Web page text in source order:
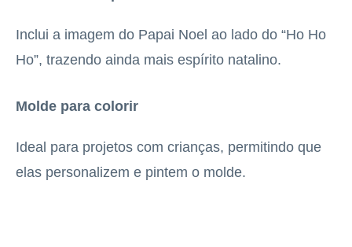
Inclui a imagem do Papai Noel ao lado do “Ho Ho
Ho”, trazendo ainda mais espírito natalino.
Molde para colorir
Ideal para projetos com crianças, permitindo que
elas personalizem e pintem o molde.